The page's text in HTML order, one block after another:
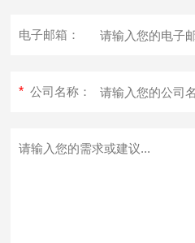
电子邮箱：
* 公司名称：